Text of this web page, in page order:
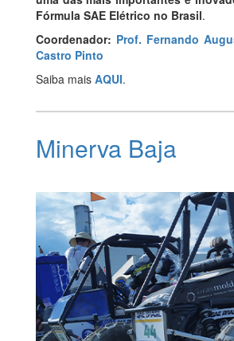
Fórmula SAE Elétrico no Brasil.
Coordenador: Prof. Fernando
Castro Pinto
Saiba mais AQUI.
Minerva Baja